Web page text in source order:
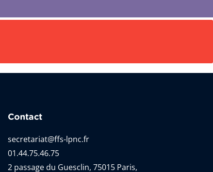
Contact
secretariat@ffs-lpnc.fr
01.44.75.46.75
2 passage du Guesclin, 75015 Paris,